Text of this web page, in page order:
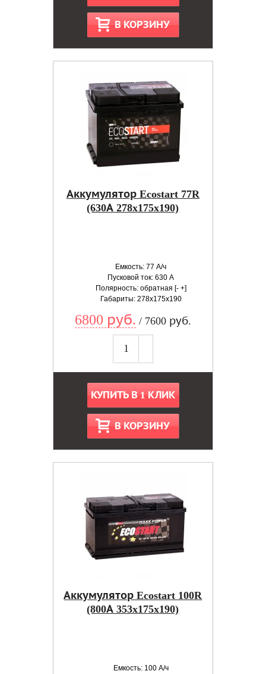
В КОРЗИНУ
Аккумулятор Ecostart 77R
(630А 278x175x190)
Емкость: 77 А/ч
Пусковой ток: 630 А
Полярность: обратная [- +]
Габариты: 278x175x190
6800 руб. / 7600 руб.
КУПИТЬ В 1 КЛИК
В КОРЗИНУ
Аккумулятор Ecostart 100R
(800А 353x175x190)
Емкость: 100 А/ч